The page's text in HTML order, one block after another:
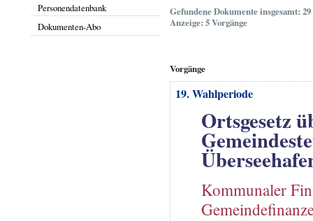
Personendatenbank
Dokumenten-Abo
Gefundene Dokumente insgesamt: 29
Anzeige: 5 Vorgänge
Vorgänge
19. Wahlperiode
Ortsgesetz
Kommunaler